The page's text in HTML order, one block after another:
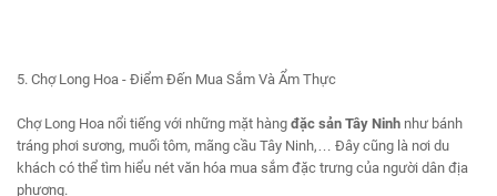
5. Chợ Long Hoa - Điểm Đến Mua Sắm Và Ẩm Thực
Chợ Long Hoa nổi tiếng với những mặt hàng đặc sản Tây Ninh như bánh
tráng phơi sương, muối tôm, mãng cầu Tây Ninh,… Đây cũng là nơi du
khách có thể tìm hiểu nét văn hóa mua sắm đặc trưng của người dân địa
phương.